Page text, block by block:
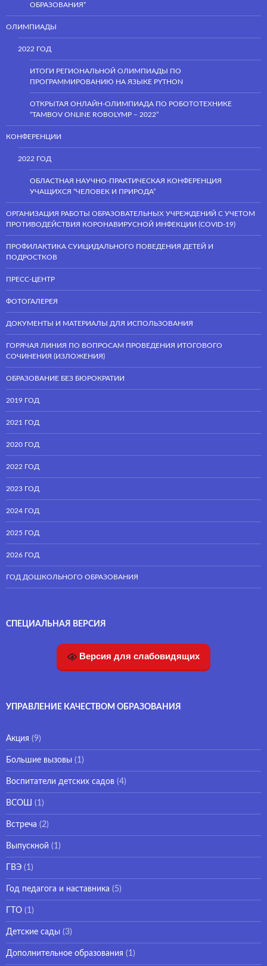
ОБРАЗОВАНИЯ”
ОЛИМПИАДЫ
2022 ГОД
ИТОГИ РЕГИОНАЛЬНОЙ ОЛИМПИАДЫ ПО
ПРОГРАММИРОВАНИЮ НА ЯЗЫКЕ PYTHON
ОТКРЫТАЯ ОНЛАЙН-ОЛИМПИАДА ПО РОБОТОТЕХНИКЕ
“TAMBOV ONLINE ROBOLYMP – 2022”
КОНФЕРЕНЦИИ
2022 ГОД
ОБЛАСТНАЯ НАУЧНО-ПРАКТИЧЕСКАЯ КОНФЕРЕНЦИЯ
УЧАЩИХСЯ “ЧЕЛОВЕК И ПРИРОДА”
ОРГАНИЗАЦИЯ РАБОТЫ ОБРАЗОВАТЕЛЬНЫХ УЧРЕЖДЕНИЙ С УЧЕТОМ
ПРОТИВОДЕЙСТВИЯ КОРОНАВИРУСНОЙ ИНФЕКЦИИ (COVID-19)
ПРОФИЛАКТИКА СУИЦИДАЛЬНОГО ПОВЕДЕНИЯ ДЕТЕЙ И
ПОДРОСТКОВ
ПРЕСС-ЦЕНТР
ФОТОГАЛЕРЕЯ
ДОКУМЕНТЫ И МАТЕРИАЛЫ ДЛЯ ИСПОЛЬЗОВАНИЯ
ГОРЯЧАЯ ЛИНИЯ ПО ВОПРОСАМ ПРОВЕДЕНИЯ ИТОГОВОГО
СОЧИНЕНИЯ (ИЗЛОЖЕНИЯ)
ОБРАЗОВАНИЕ БЕЗ БЮРОКРАТИИ
2019 ГОД
2021 ГОД
2020 ГОД
2022 ГОД
2023 ГОД
2024 ГОД
2025 ГОД
2026 ГОД
ГОД ДОШКОЛЬНОГО ОБРАЗОВАНИЯ
СПЕЦИАЛЬНАЯ ВЕРСИЯ
Версия для слабовидящих
УПРАВЛЕНИЕ КАЧЕСТВОМ ОБРАЗОВАНИЯ
Акция (9)
Большие вызовы (1)
Воспитатели детских садов (4)
ВСОШ (1)
Встреча (2)
Выпускной (1)
ГВЭ (1)
Год педагога и наставника (5)
ГТО (1)
Детские сады (3)
Дополнительное образования (1)